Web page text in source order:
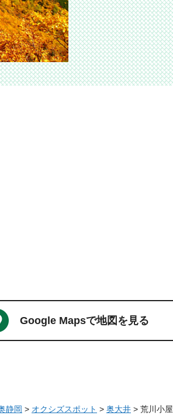
Google Mapsで地図を見る
静岡 > オクシズスポット > 奥大井 > 荒川小屋